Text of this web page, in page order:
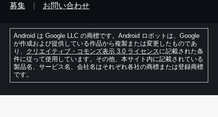
募集
お問い合わせ
Android は Google LLC の商標です。Android ロボットは、Google
が作成および提供している作品から複製または変更したものであ
り、 クリエイティブ・コモンズ表示 3.0 ライセンスに記載された条
件に従って使用しています。その他、本サイト内に記載されている
製品名、サービス名、会社名はそれぞれ各社の商標または登録商標
です。